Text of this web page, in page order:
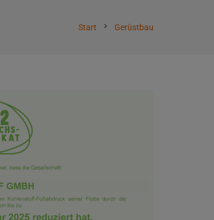
Start chevron_right Gerüstbau